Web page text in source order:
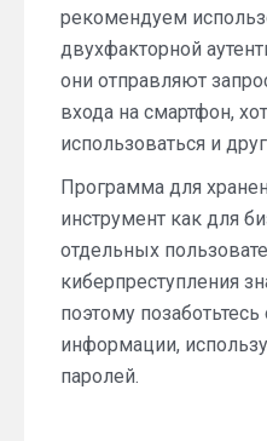
рекомендуем
двухфакторной
они отправляют
входа на смартфон,
использоваться и
Программа для
инструмент как для
отдельных
киберпреступления
поэтому
информации,
паролей.